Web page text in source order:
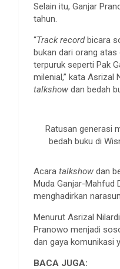
Selain itu, Ganjar
tahun.
“Track recordbicara
bukan dari orang atas
terpuruk seperti Pak
milenial,” kata Asrizal
talkshow dan bedah
Ratusan generasi
bedah buku di
Acara talkshow dan
Muda Ganjar-Mahfud
menghadirkan
Menurut Asrizal
Pranowo menjadi
dan gaya komunikasi
BACA JUGA: